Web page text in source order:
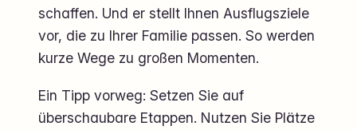
schaffen. Und er stellt Ihnen Ausflugsziele
vor, die zu Ihrer Familie passen. So werden
kurze Wege zu großen Momenten.
Ein Tipp vorweg: Setzen Sie auf
überschaubare Etappen. Nutzen Sie Plätze